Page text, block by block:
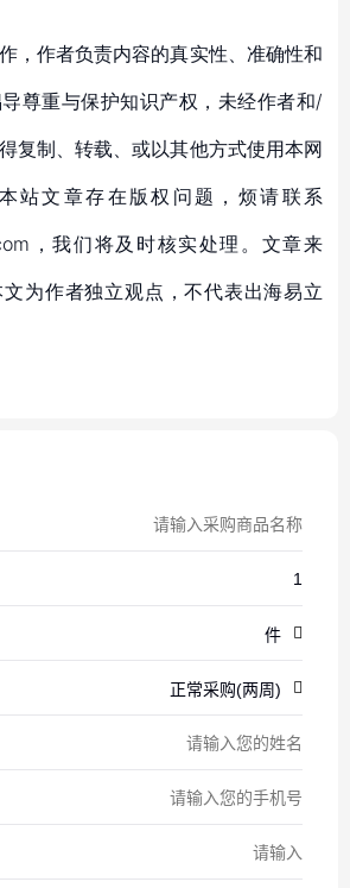
，作者负责内容的真实性、准确性和
尊重与保护知识产权，未经作者和/
复制、转载、或以其他方式使用本网
站文章存在版权问题，烦请联系
，我们将及时核实处理。文章来
为作者独立观点，不代表出海易立